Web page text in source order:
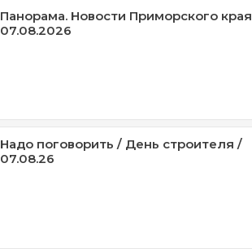
Панорама. Новости Приморского края
07.08.2026
Надо поговорить / День строителя /
07.08.26